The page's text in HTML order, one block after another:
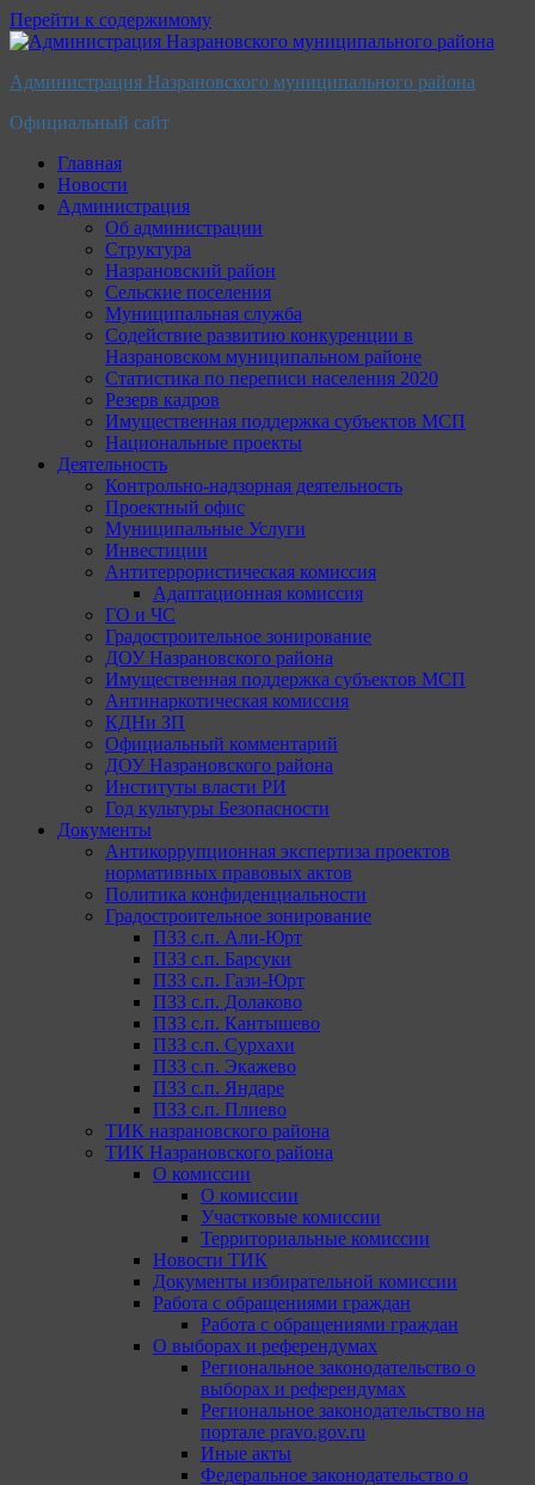
Перейти к содержимому
Администрация Назрановского муниципального района
Официальный сайт
Главная
Новости
Администрация
Об администрации
Структура
Назрановский район
Сельские поселения
Муниципальная служба
Содействие развитию конкуренции в
Назрановском муниципальном районе
Статистика по переписи населения 2020
Резерв кадров
Имущественная поддержка субъектов МСП
Национальные проекты
Деятельность
Контрольно-надзорная деятельность
Проектный офис
Муниципальные Услуги
Инвестиции
Антитеррористическая комиссия
Адаптационная комиссия
ГО и ЧС
Градостроительное зонирование
ДОУ Назрановского района
Имущественная поддержка субъектов МСП
Антинаркотическая комиссия
КДНи ЗП
Официальный комментарий
ДОУ Назрановского района
Институты власти РИ
Год культуры Безопасности
Документы
Антикоррупционная экспертиза проектов
нормативных правовых актов
Политика конфиденциальности
Градостроительное зонирование
ПЗЗ с.п. Али-Юрт
ПЗЗ с.п. Барсуки
ПЗЗ с.п. Гази-Юрт
ПЗЗ с.п. Долаково
ПЗЗ с.п. Кантышево
ПЗЗ с.п. Сурхахи
ПЗЗ с.п. Экажево
ПЗЗ с.п. Яндаре
ПЗЗ с.п. Плиево
ТИК назрановского района
ТИК Назрановского района
О комиссии
О комиссии
Участковые комиссии
Территориальные комиссии
Новости ТИК
Документы избирательной комиссии
Работа с обращениями граждан
Работа с обращениями граждан
О выборах и референдумах
Региональное законодательство о
выборах и референдумах
Региональное законодательство на
портале pravo.gov.ru
Иные акты
Федеральное законодательство о